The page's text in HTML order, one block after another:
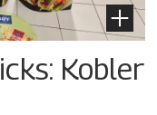
Kobler